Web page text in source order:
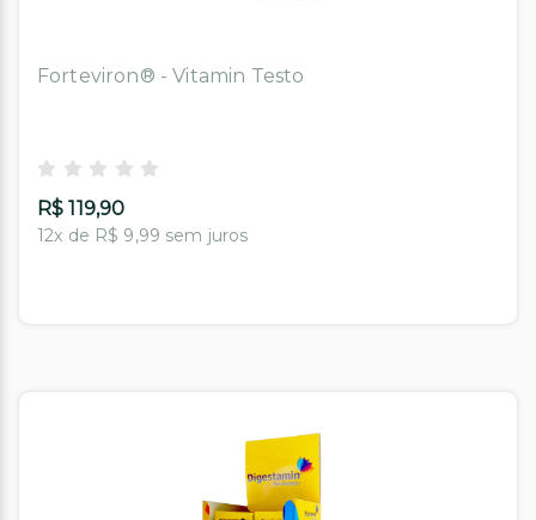
Forteviron® - Vitamin Testo
R$ 119,90
12x de R$ 9,99 sem juros